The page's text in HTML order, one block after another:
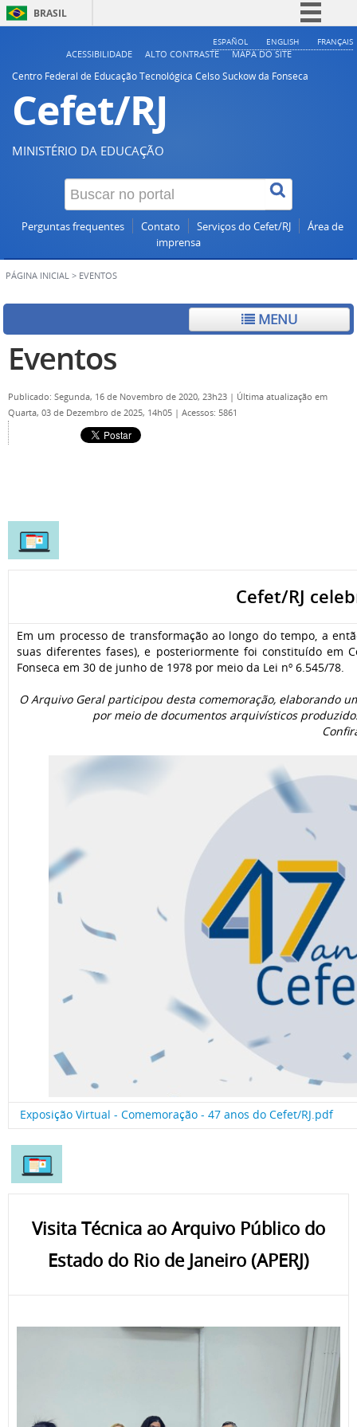
BRASIL
Simplifique!
ESPAÑOL ENGLISH FRANÇAIS
ACESSIBILIDADE ALTO CONTRASTE
MAPA DO SITE
Centro Federal de Educação Tecnológica Celso Suckow da Fonseca
Cefet/RJ
MINISTÉRIO DA EDUCAÇÃO
Perguntas frequentes Contato Serviços do Cefet/RJ
Área de
imprensa
PÁGINA INICIAL > EVENTOS
MENU
Eventos
Publicado: Segunda, 16 de Novembro de 2020, 23h23 | Última atualização em
Quarta, 03 de Dezembro de 2025, 14h05 | Acessos: 5861
Cefet/RJ
Em um processo de transformação ao longo do tempo, a
suas diferentes fases), e posteriormente foi constituído em
Fonseca em 30 de junho de 1978 por meio da Lei nº 6.545/78.
O Arquivo Geral participou desta comemoração, elaborando
por meio de documentos arquivísticos
Exposição Virtual - Comemoração - 47 anos do Cefet/RJ.pdf
Visita Técnica ao Arquivo Público do
Estado do Rio de Janeiro (APERJ)